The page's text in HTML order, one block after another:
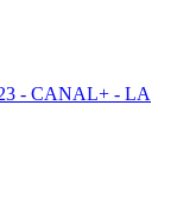
- CANAL+ - LA